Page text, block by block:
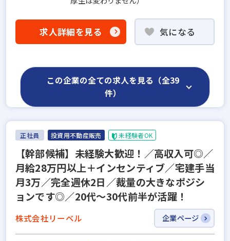
求人詳細を見る 気になる
この企業の全ての求人を見る（全39
件）
正社員 投資用不動産販売 未経験者OK
【幹部候補】未経験大歓迎！／高収入可◎／
月給28万円以上＋インセンティブ／宅建手当
月3万／完全週休2日／裁量の大きなポジシ
ョンです◎／20代～30代前半が活躍！
株式会社リーベル 企業ページ